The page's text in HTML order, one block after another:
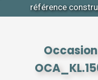
référence